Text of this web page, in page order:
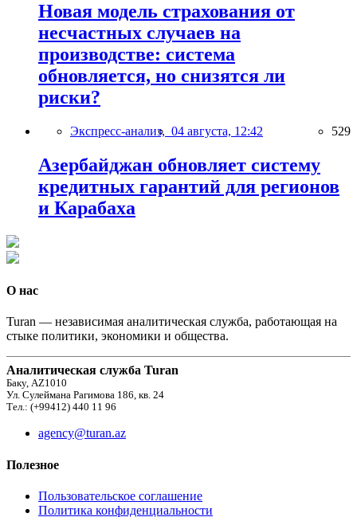
Новая модель страхования от
несчастных случаев на
производстве: система
обновляется, но снизятся ли
риски?
Экспресс-анализ, 04 августа, 12:42 529
Азербайджан обновляет систему
кредитных гарантий для регионов
и Карабаха
О нас
Turan — независимая аналитическая служба, работающая на
стыке политики, экономики и общества.
Аналитическая служба Turan
Баку, AZ1010
Ул. Сулеймана Рагимова 186, кв. 24
Тел.: (+99412) 440 11 96
agency@turan.az
Полезное
Пользовательское соглашение
Политика конфиденциальности